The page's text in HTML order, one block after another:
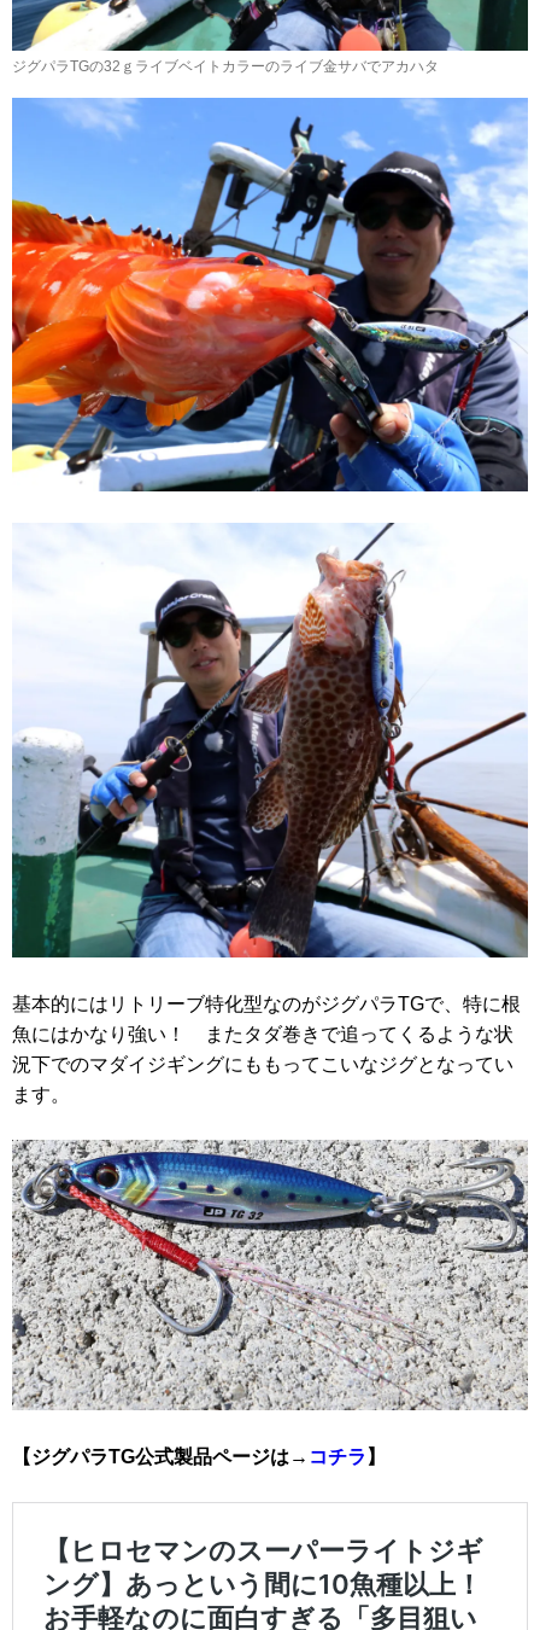
ジグパラTGの32ｇライブベイトカラーのライブ金サバでアカハタ
基本的にはリトリーブ特化型なのがジグパラTGで、特に根
魚にはかなり強い！ またタダ巻きで追ってくるような状
況下でのマダイジギングにももってこいなジグとなってい
ます。
【ジグパラTG公式製品ページは→ コチラ 】